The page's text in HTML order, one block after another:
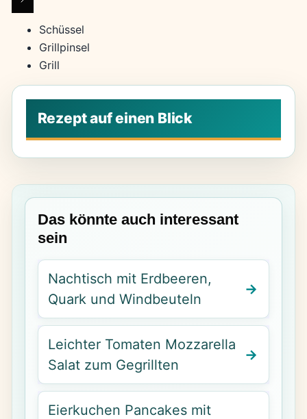
Schüssel
Grillpinsel
Grill
Das könnte auch interessant
sein
Nachtisch mit Erdbeeren,
Quark und Windbeuteln
Leichter Tomaten Mozzarella
Salat zum Gegrillten
Eierkuchen Pancakes mit